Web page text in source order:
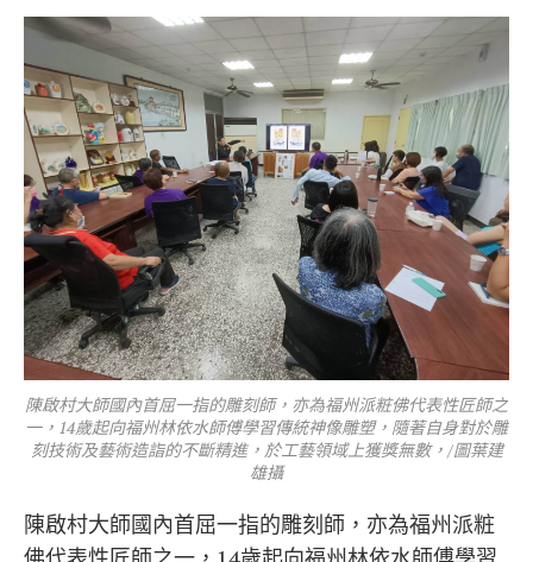
陳啟村大師國內首屈一指的雕刻師，亦為福州派粧佛代表性匠師之
一，14歲起向福州林依水師傅學習傳統神像雕塑，隨著自身對於雕
刻技術及藝術造詣的不斷精進，於工藝領域上獲獎無數，/圖葉建
雄攝
陳啟村大師國內首屈一指的雕刻師，亦為福州派粧